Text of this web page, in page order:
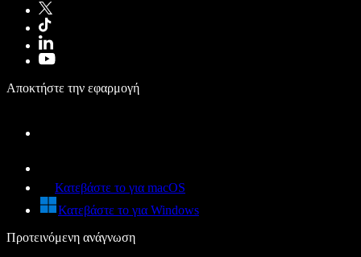
Αποκτήστε την εφαρμογή
Κατεβάστε το για macOS
Κατεβάστε το για Windows
Προτεινόμενη ανάγνωση